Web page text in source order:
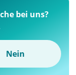
bei uns?
Nein